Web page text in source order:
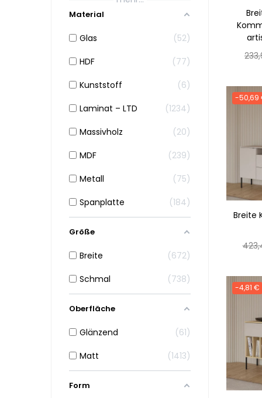
Material
Glas
52
HDF
77
Kunststoff
6
Laminat – LTD
1234
Massivholz
20
MDF
239
Metall
75
Spanplatte
184
Größe
Breite
672
Schmal
738
Oberfläche
Glänzend
61
Matt
1413
Form
-50,69
Breite
-4,81 €